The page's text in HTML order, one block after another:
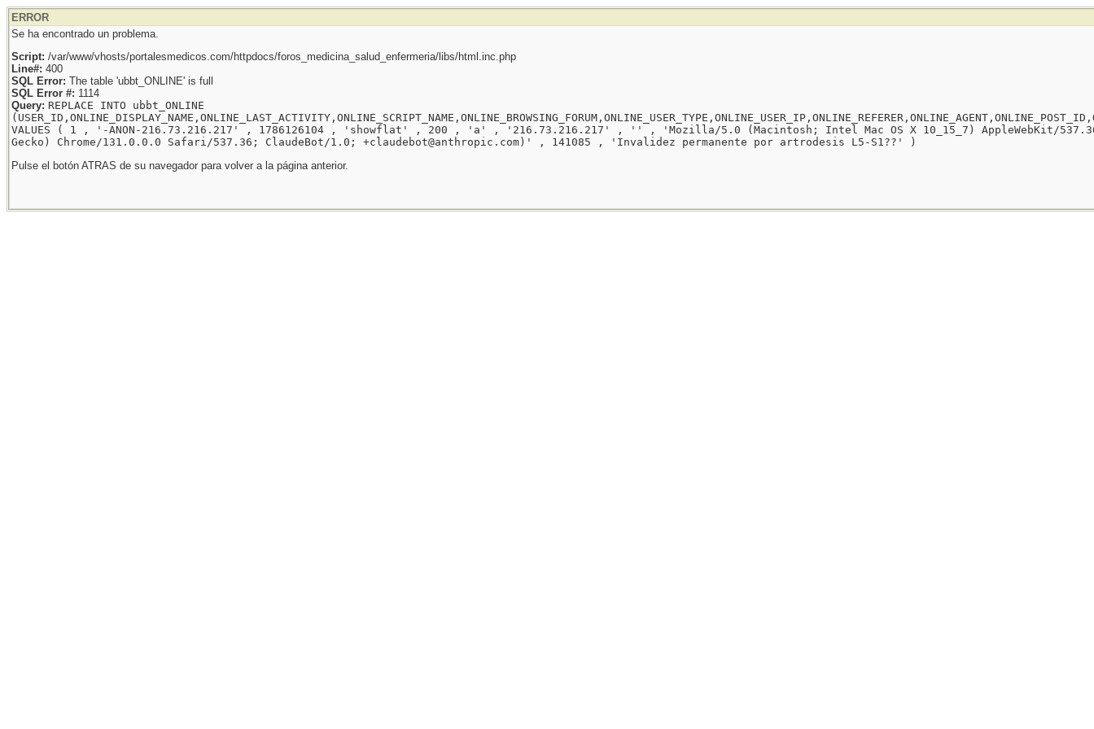
ERROR
Se ha encontrado un problema.
Script: /var/www/vhosts/portalesmedicos.com/httpdocs/foros_medicina_salud_enfermeria/libs/html.inc.php
Line#: 400
SQL Error: The table 'ubbt_ONLINE' is full
SQL Error #: 1114
Query: REPLACE INTO ubbt_ONLINE
VALUES ( 1 , '-ANON-216.73.216.217' , 1786126104 , 'showflat' , 200 , 'a' , '216.73.216.217' , '' , 'Mozilla/5.0 (Macintosh; Intel Mac OS X 10_15_7) AppleWebKit/
Gecko) Chrome/131.0.0.0 Safari/537.36; ClaudeBot/1.0; +claudebot@anthropic.com)' , 141085 , 'Invalidez permanente por artrodesis L5-S1??' )
Pulse el botón ATRAS de su navegador para volver a la página anterior.